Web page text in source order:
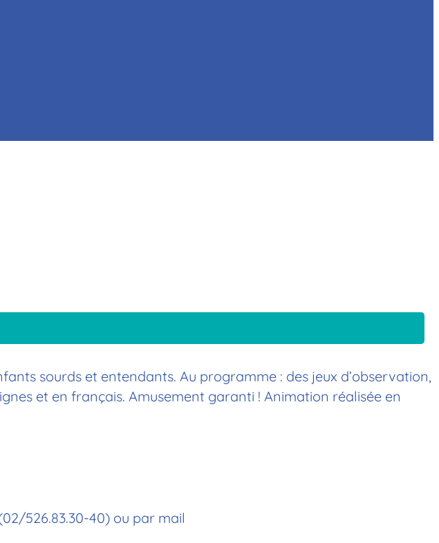
sourds et entendants. Au programme : des jeux d’observation,
et en français. Amusement garanti ! Animation réalisée en
526.83.30-40) ou par mail